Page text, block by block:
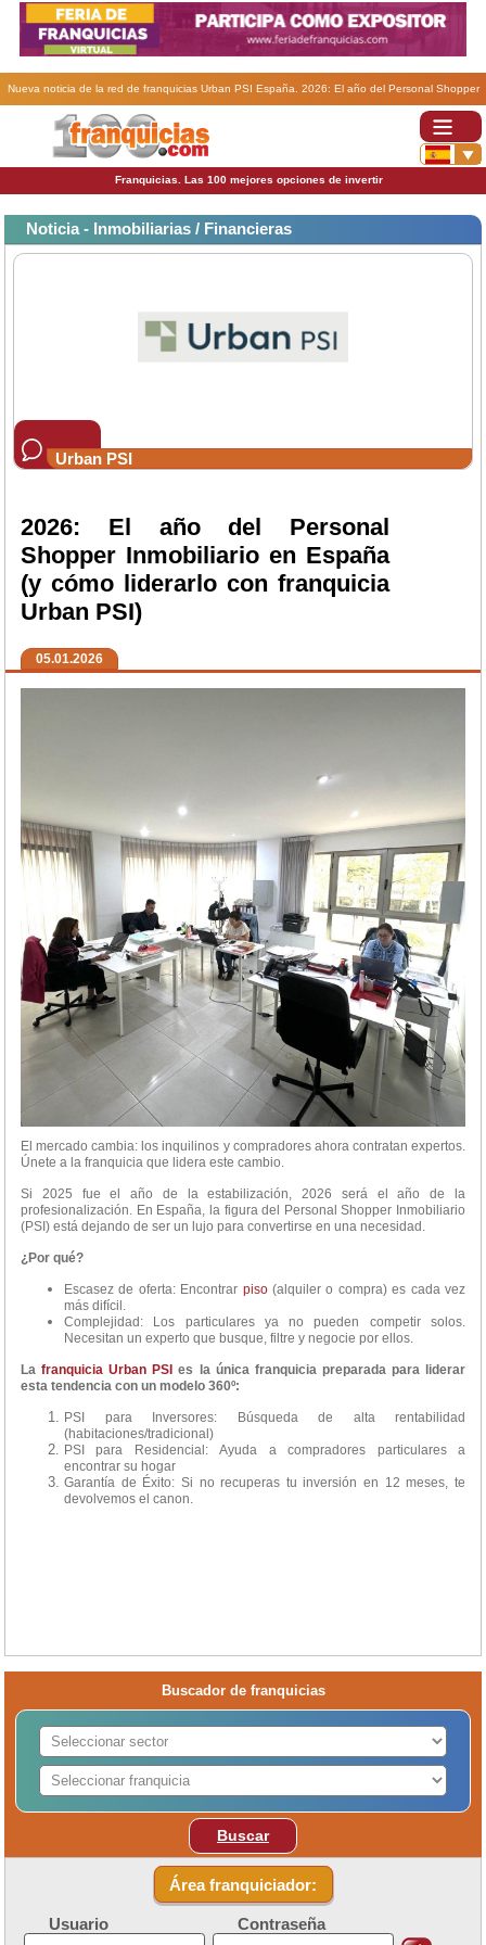
Nueva noticia de la red de franquicias Urban PSI España. 2026: El año del Personal Shopper
Inmobiliario en España (y cómo liderarlo con franquicia Urban PSI).
Franquicias. Las 100 mejores opciones de invertir
Noticia - Inmobiliarias / Financieras
Urban PSI
2026: El año del Personal
Shopper Inmobiliario en España
(y cómo liderarlo con franquicia
Urban PSI)
05.01.2026
El mercado cambia: los inquilinos y compradores ahora contratan expertos.
Únete a la franquicia que lidera este cambio.
Si 2025 fue el año de la estabilización, 2026 será el año de la
profesionalización. En España, la figura del Personal Shopper Inmobiliario
(PSI) está dejando de ser un lujo para convertirse en una necesidad.
¿Por qué?
Escasez de oferta: Encontrar piso(alquiler o compra) es cada vez
más difícil.
Complejidad: Los particulares ya no pueden competir solos.
Necesitan un experto que busque, filtre y negocie por ellos.
Lafranquicia Urban PSI es la única franquicia preparada para liderar
esta tendencia con un modelo 360º:
PSI para Inversores: Búsqueda de alta rentabilidad
(habitaciones/tradicional)
PSI para Residencial: Ayuda a compradores particulares a
encontrar su hogar
Garantía de Éxito: Si no recuperas tu inversión en 12 meses, te
devolvemos el canon.
Buscador de franquicias
Buscar
Área franquiciador:
Usuario Contraseña